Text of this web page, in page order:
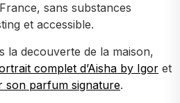
sans substances
et accessible.
la decouverte de la maison,
complet d’Aisha by Igor et
son parfum signature.